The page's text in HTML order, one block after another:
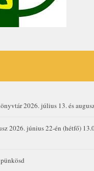
2026. július 13. és
2026. június 22-én (hétfő)